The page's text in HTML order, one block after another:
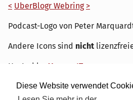
Diese Website verwendet
< UberBlogr Webring >
Podcast-Logo von Peter
Andere Icons sind nicht
Hosted by My own IT.